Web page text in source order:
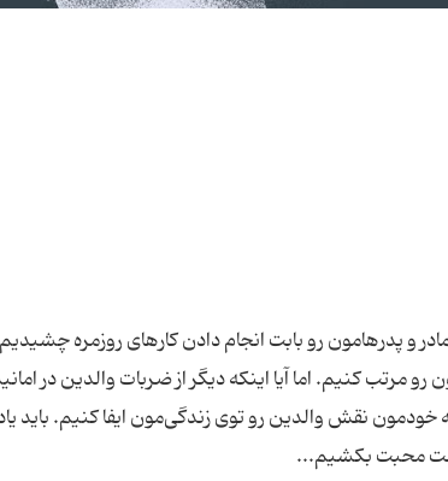
و پدرهامون رو بابت انجام دادن کارهای روزمره
مرتب کنیم. اما آیا اینکه دیگر از ضربات والدین در
که خودمون نقش والدین رو توی زندگی‌مون ایفا کنیم.
محبت بکشیم...